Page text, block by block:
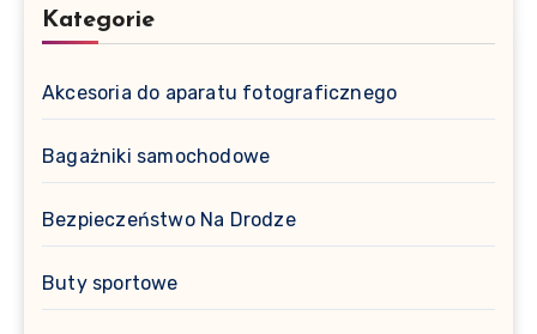
Kategorie
Akcesoria do aparatu fotograficznego
Bagażniki samochodowe
Bezpieczeństwo Na Drodze
Buty sportowe